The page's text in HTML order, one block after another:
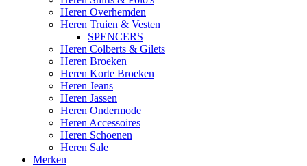
Heren Overhemden
Heren Truien & Vesten
SPENCERS
Heren Colberts & Gilets
Heren Broeken
Heren Korte Broeken
Heren Jeans
Heren Jassen
Heren Ondermode
Heren Accessoires
Heren Schoenen
Heren Sale
Merken